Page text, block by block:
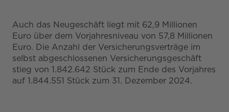
Auch das Neugeschäft liegt mit 62,9 Millionen
Euro über dem Vorjahresniveau von 57,8 Millionen
Euro. Die Anzahl der Versicherungsverträge im
selbst abgeschlossenen Versicherungsgeschäft
stieg von 1.842.642 Stück zum Ende des Vorjahres
auf 1.844.551 Stück zum 31. Dezember 2024.